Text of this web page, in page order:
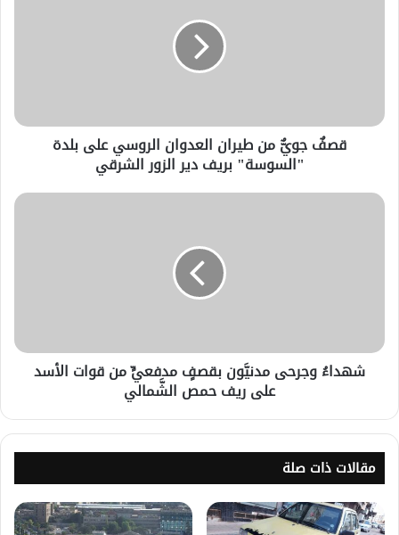
قصفٌ جويٌّ من طيران العدوان الروسي على بلدة
"السوسة" بريف دير الزور الشرقي
شهداءُ وجرحى مدنيَّون بقصفٍ مدفعيٍّ من قوات الأسد
على ريف حمص الشَّمالي
مقالات ذات صلة